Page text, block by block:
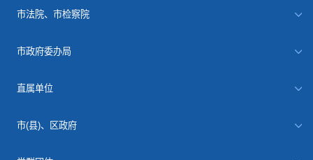
市法院、市检察院
市政府委办局
直属单位
市(县)、区政府